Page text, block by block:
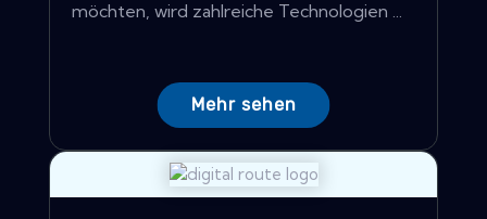
möchten, wird zahlreiche Technologien ...
Mehr sehen